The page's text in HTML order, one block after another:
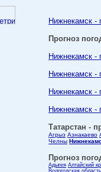
Нижнекамск -
Прогноз
Нижнекамск -
Нижнекамск -
Нижнекамск -
Нижнекамск -
Татарстан -
Агрыз Азнакаево
Челны
Прогноз
Адыгея Алтайский
Вологодская область